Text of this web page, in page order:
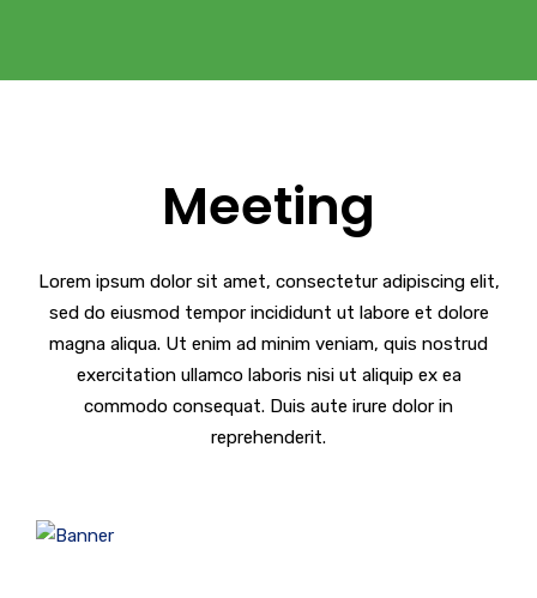
Meeting
Lorem ipsum dolor sit amet, consectetur adipiscing elit,
sed do eiusmod tempor incididunt ut labore et dolore
magna aliqua. Ut enim ad minim veniam, quis nostrud
exercitation ullamco laboris nisi ut aliquip ex ea
commodo consequat. Duis aute irure dolor in
reprehenderit.